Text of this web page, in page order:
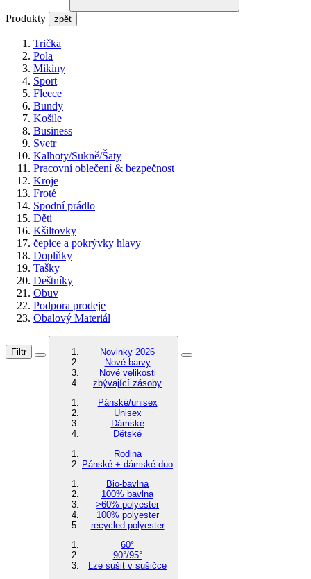
Produkty zpět
Trička
Pola
Mikiny
Sport
Fleece
Bundy
Košile
Business
Svetr
Kalhoty/Sukně/Šaty
Pracovní oblečení & bezpečnost
Kroje
Froté
Spodní prádlo
Děti
Kšiltovky
čepice a pokrývky hlavy
Doplňky
Tašky
Deštníky
Obuv
Podpora prodeje
Obalový Materiál
Filtr
Novinky 2026
Nové barvy
Nové velikosti
zbývající zásoby
Pánské/unisex
Unisex
Dámské
Dětské
Rodina
Pánské + dámské duo
Bio-bavlna
100% bavlna
>60% polyester
100% polyester
recycled polyester
60°
90°/95°
Lze sušit v sušičce